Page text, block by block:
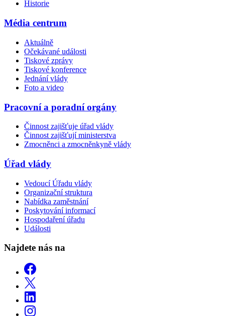
Historie
Média centrum
Aktuálně
Očekávané události
Tiskové zprávy
Tiskové konference
Jednání vlády
Foto a video
Pracovní a poradní orgány
Činnost zajišťuje úřad vlády
Činnost zajišťují ministerstva
Zmocněnci a zmocněnkyně vlády
Úřad vlády
Vedoucí Úřadu vlády
Organizační struktura
Nabídka zaměstnání
Poskytování informací
Hospodaření úřadu
Události
Najdete nás na